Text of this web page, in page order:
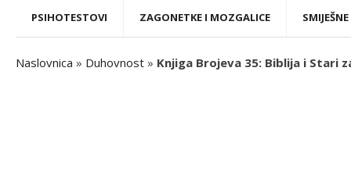
PSIHOTESTOVI ZAGONETKE I MOZGALICE
Naslovnica » Duhovnost » Knjiga Brojeva 35: Biblija i Stari